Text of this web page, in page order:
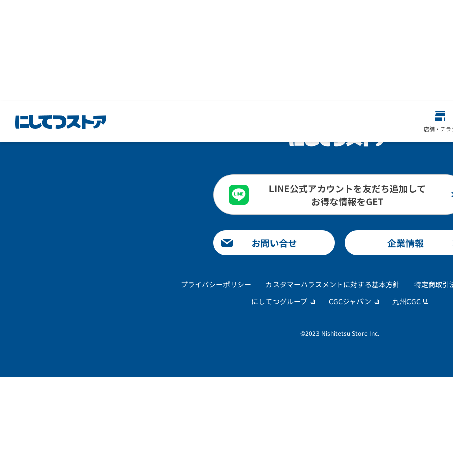
店舗・チラ
プライバシーポリシー カスタマーハラスメントに対する基本方針
特定商取引
にしてつグループ
CGCジャパン 九州CGC
©2023 Nishitetsu Store Inc.